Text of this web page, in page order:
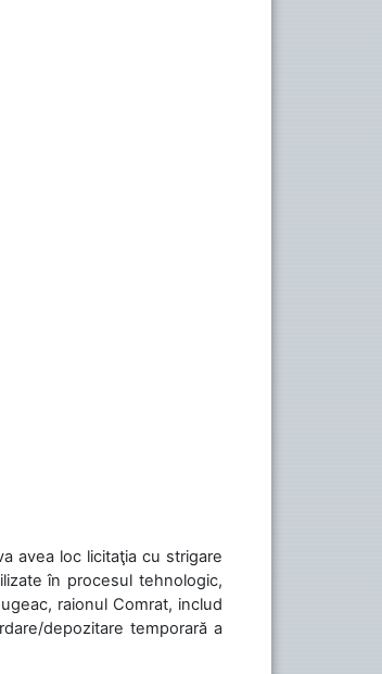
avea loc licitaţia cu strigare
în procesul tehnologic,
raionul Comrat, includ
depozitare temporară a